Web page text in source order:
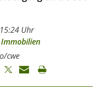
Uhr
Immobilien
cwe